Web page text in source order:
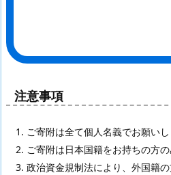
注意事項
ご寄附は全て個人名義でお願いし
ご寄附は日本国籍をお持ちの方の
政治資金規制法により、外国籍